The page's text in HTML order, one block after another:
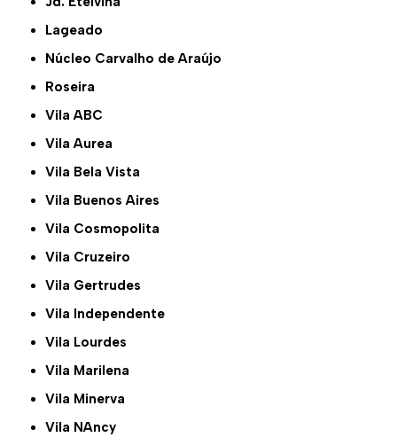
Lageado
Núcleo Carvalho de Araújo
Roseira
Vila ABC
Vila Aurea
Vila Bela Vista
Vila Buenos Aires
Vila Cosmopolita
Vila Cruzeiro
Vila Gertrudes
Vila Independente
Vila Lourdes
Vila Marilena
Vila Minerva
Vila NAncy